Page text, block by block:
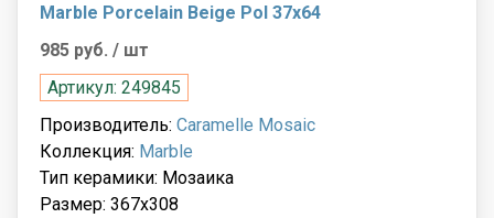
Marble Porcelain Beige Pol 37x64
985 руб. / шт
Артикул: 249845
Производитель: Caramelle Mosaic
Коллекция: Marble
Тип керамики: Мозаика
Размер: 367x308